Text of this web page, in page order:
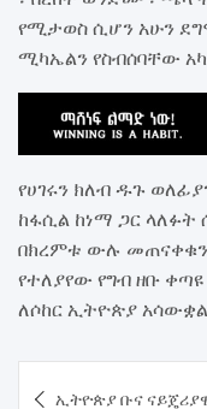
የሚታወስ ሲሆን አሁን
ሚካኤልን የስብሰባቸው
የሀገሩን ክለብ ዱጉ
ከፋሲል ከነማ ጋር
በክረምቱ ውሉ
የተለያየው የግብ ዘቡ
ለሶከር ኢትዮጵያ
ኢትዮጵያ ቡና